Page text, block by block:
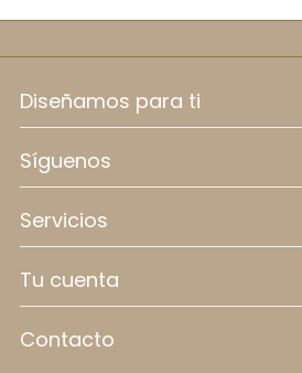
diseñamos para ti
síguenos
servicios
tu cuenta
contacto